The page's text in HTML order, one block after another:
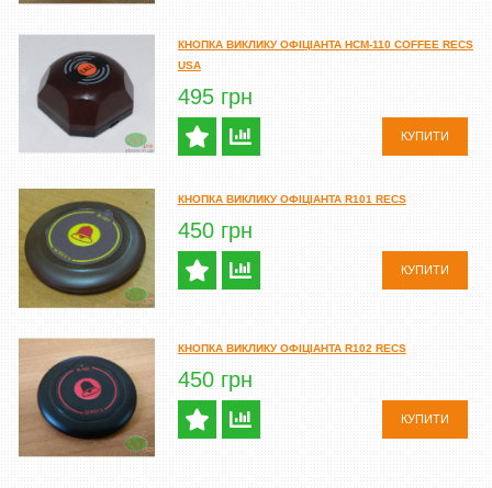
КНОПКА ВИКЛИКУ ОФІЦІАНТА HCM-110 COFFEE RECS
USA
495 грн
КУПИТИ
КНОПКА ВИКЛИКУ ОФІЦІАНТА R101 RECS
450 грн
КУПИТИ
КНОПКА ВИКЛИКУ ОФІЦІАНТА R102 RECS
450 грн
КУПИТИ